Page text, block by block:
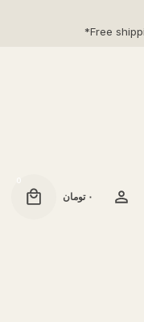
Free
۰ تومان
0